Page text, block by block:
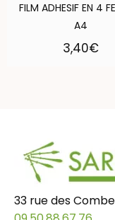
FILM ADHESIF EN 4
A4
3,40€
33 rue des